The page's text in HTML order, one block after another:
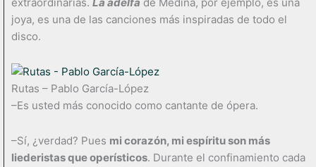
joya, es una de las canciones más inspiradas de todo el
disco.
Rutas – Pablo García-López
–Es usted más conocido como cantante de ópera.
–Sí, ¿verdad? Pues mi corazón, mi espíritu son más
liederistas que operísticos. Durante el confinamiento cada